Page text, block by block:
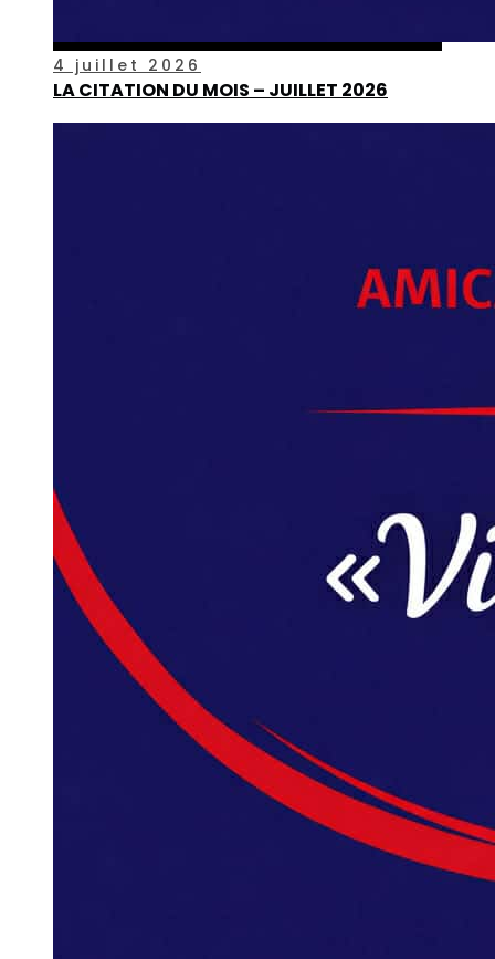
4 juillet 2026
LA CITATION DU MOIS – JUILLET 2026